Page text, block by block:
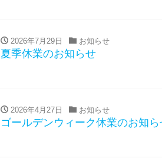
2026年7月29日 お知らせ
夏季休業のお知らせ
2026年4月27日 お知らせ
ゴールデンウィーク休業のお知ら